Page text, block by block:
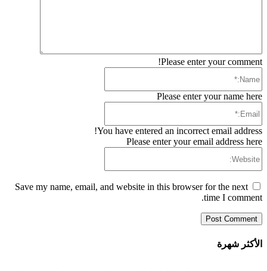
Please enter your comment!
Please enter your name here
You have entered an incorrect email address!
Please enter your email address here
Save my name, email, and website in this browser for the next
time I comment.
الأكثر شهرة